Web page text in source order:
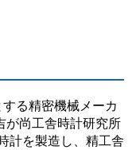
る精密機械メーカ
が尚工舎時計研究所
計を製造し、精工舎